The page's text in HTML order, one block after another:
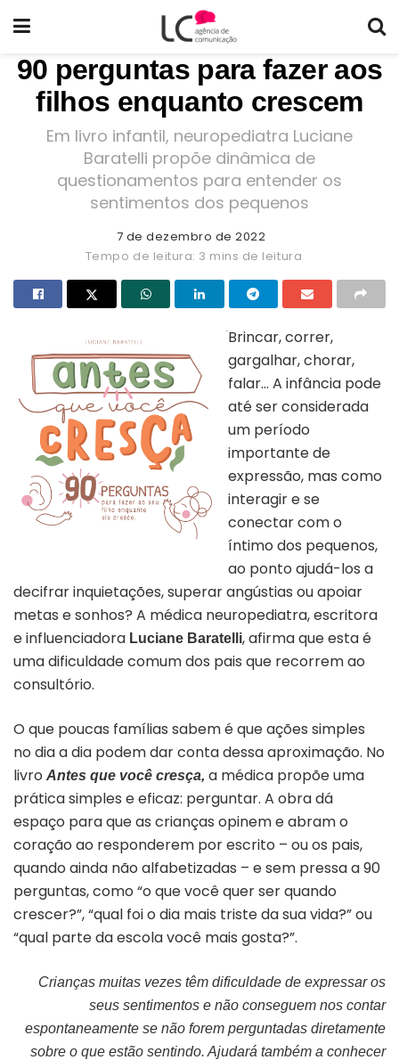
90 perguntas para fazer aos
filhos enquanto crescem
Em livro infantil, neuropediatra Luciane
Baratelli propõe dinâmica de
questionamentos para entender os
sentimentos dos pequenos
7 de dezembro de 2022
Tempo de leitura: 3 mins de leitura
Brincar, correr,
gargalhar, chorar,
falar… A infância pode
até ser considerada
um período
importante de
expressão, mas como
interagir e se
conectar com o
íntimo dos pequenos,
ao ponto ajudá-los a
decifrar inquietações, superar angústias ou apoiar
metas e sonhos? A médica neuropediatra, escritora
e influenciadora Luciane Baratelli, afirma que esta é
uma dificuldade comum dos pais que recorrem ao
consultório.
O que poucas famílias sabem é que ações simples
no dia a dia podem dar conta dessa aproximação. No
livro Antes que você cresça, a médica propõe uma
prática simples e eficaz: perguntar. A obra dá
espaço para que as crianças opinem e abram o
coração ao responderem por escrito – ou os pais,
quando ainda não alfabetizadas – e sem pressa a 90
perguntas, como “o que você quer ser quando
crescer?”, “qual foi o dia mais triste da sua vida?” ou
“qual parte da escola você mais gosta?”.
Crianças muitas vezes têm dificuldade de expressar os
seus sentimentos e não conseguem nos contar
espontaneamente se não forem perguntadas diretamente
sobre o que estão sentindo. Ajudará também a conhecer